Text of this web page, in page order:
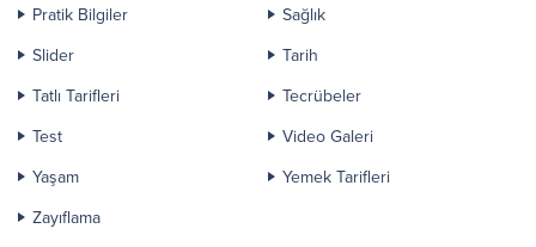
Pratik Bilgiler
Sağlık
Slider
Tarih
Tatlı Tarifleri
Tecrübeler
Test
Video Galeri
Yaşam
Yemek Tarifleri
Zayıflama